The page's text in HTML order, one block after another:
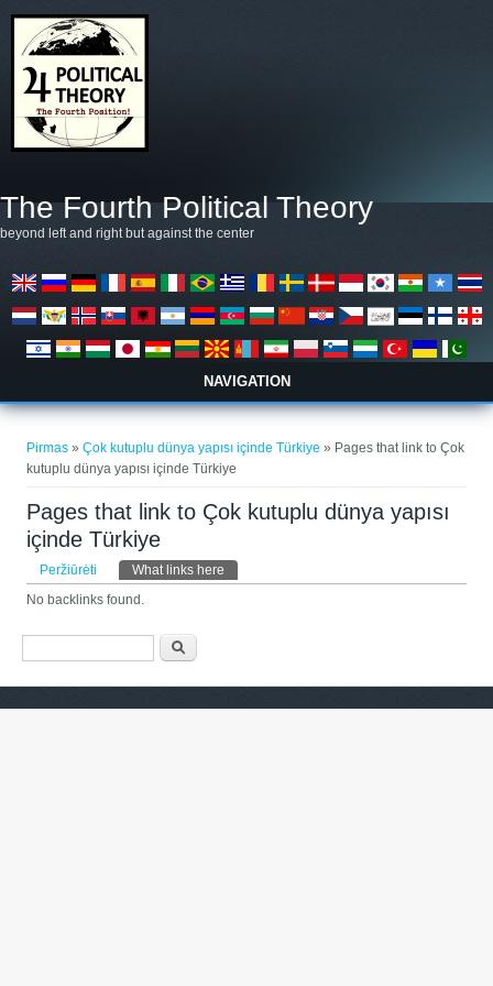
The Fourth Political Theory
beyond left and right but against the center
NAVIGATION
Pirmas »Çok kutuplu dünya yapısı içinde Türkiye » Pages that link to Çok
kutuplu dünya yapısı içinde Türkiye
Pages that link to Çok kutuplu dünya yapısı
içinde Türkiye
Pirminės kortelės
Peržiūrėti What links here
No backlinks found.
Paieškos forma